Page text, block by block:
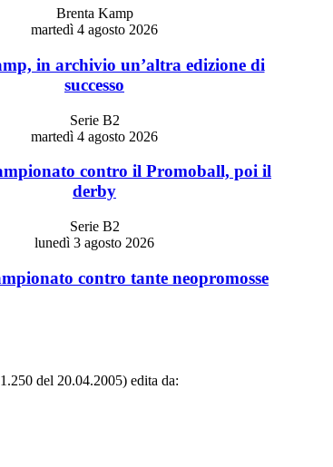
Brenta Kamp
martedì 4 agosto 2026
in archivio un’altra edizione di
successo
Serie B2
martedì 4 agosto 2026
contro il Promoball, poi il
derby
Serie B2
lunedì 3 agosto 2026
contro tante neopromosse
del 20.04.2005) edita da: